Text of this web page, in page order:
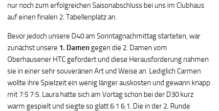
nur noch zum erfolgreichen Saisonabschluss bei uns im Clubhaus
auf einen finalen 2. Tabellenplatz an.
Bevor jedoch unsere D40 am Sonntagnachmittag starteten, war
zunächst unsere 1. Damen gegen die 2. Damen vom
Oberhausener HTC gefordert und diese Herausforderung nahmen
sie in einer sehr souveränen Art und Weise an. Lediglich Carmen
wollte ihre Spielzeit ein wenig länger auskosten und gewann knapp
mit 7:5 7:5. Laura hatte sich am Vortag schon bei der D30 kurz
warm gespielt und siegte so glatt 6:1 6:1. Die in der 2. Runde